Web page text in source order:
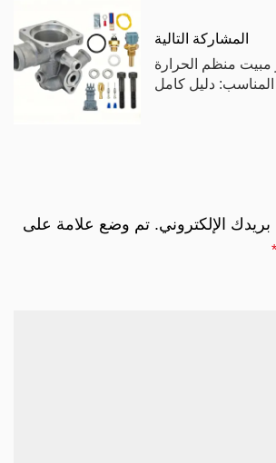
المشاركة التالية
مبيت منظم الحرارة
المناسب: دليل كامل
الإلكتروني. تم وضع علامة على
*